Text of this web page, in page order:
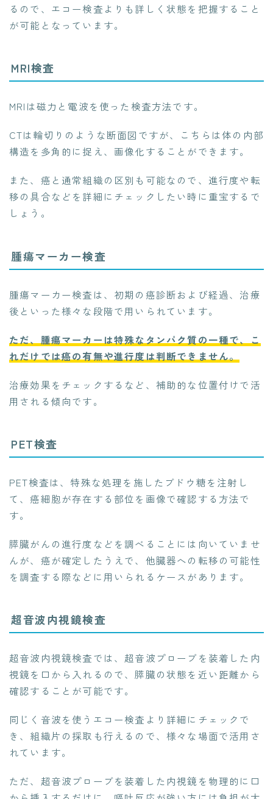
るので、エコー検査よりも詳しく状態を把握すること
が可能となっています。
MRI検査
MRIは磁力と電波を使った検査方法です。
CTは輪切りのような断面図ですが、こちらは体の内部
構造を多角的に捉え、画像化することができます。
また、癌と通常組織の区別も可能なので、進行度や転
移の具合などを詳細にチェックしたい時に重宝するで
しょう。
腫瘍マーカー検査
腫瘍マーカー検査は、初期の癌診断および経過、治療
後といった様々な段階で用いられています。
ただ、腫瘍マーカーは特殊なタンパク質の一種で、こ
れだけでは癌の有無や進行度は判断できません。
治療効果をチェックするなど、補助的な位置付けで活
用される傾向です。
PET検査
PET検査は、特殊な処理を施したブドウ糖を注射し
て、癌細胞が存在する部位を画像で確認する方法で
す。
膵臓がんの進行度などを調べることには向いていませ
んが、癌が確定したうえで、他臓器への転移の可能性
を調査する際などに用いられるケースがあります。
超音波内視鏡検査
超音波内視鏡検査では、超音波プローブを装着した内
視鏡を口から入れるので、膵臓の状態を近い距離から
確認することが可能です。
同じく音波を使うエコー検査より詳細にチェックで
き、組織片の採取も行えるので、様々な場面で活用さ
れています。
ただ、超音波プローブを装着した内視鏡を物理的に口